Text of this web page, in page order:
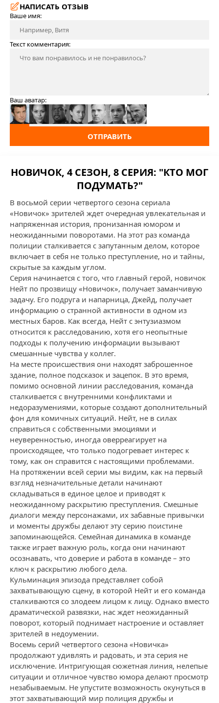
НАПИСАТЬ ОТЗЫВ
Ваше имя:
Текст комментария:
Ваш аватар:
ОТПРАВИТЬ
НОВИЧОК, 4 СЕЗОН, 8 СЕРИЯ: "КТО МОГ
ПОДУМАТЬ?"
В восьмой серии четвертого сезона сериала
«Новичок» зрителей ждет очередная увлекательная и
напряженная история, пронизанная юмором и
неожиданными поворотами. На этот раз команда
полиции сталкивается с запутанным делом, которое
включает в себя не только преступление, но и тайны,
скрытые за каждым углом.
Серия начинается с того, что главный герой, новичок
Нейт по прозвищу «Новичок», получает заманчивую
задачу. Его подруга и напарница, Джейд, получает
информацию о странной активности в одном из
местных баров. Как всегда, Нейт с энтузиазмом
относится к расследованию, хотя его неопытные
подходы к получению информации вызывают
смешанные чувства у коллег.
На месте происшествия они находят заброшенное
здание, полное подсказок и зацепок. В это время,
помимо основной линии расследования, команда
сталкивается с внутренними конфликтами и
недоразумениями, которые создают дополнительный
фон для комичных ситуаций. Нейт, не в силах
справиться с собственными эмоциями и
неуверенностью, иногда оверреагирует на
происходящее, что только подогревает интерес к
тому, как он справится с настоящими проблемами.
На протяжении всей серии мы видим, как на первый
взгляд незначительные детали начинают
складываться в единое целое и приводят к
неожиданному раскрытию преступления. Смешные
диалоги между персонажами, их забавные привычки
и моменты дружбы делают эту серию поистине
запоминающейся. Семейная динамика в команде
также играет важную роль, когда они начинают
осознавать, что доверие и работа в команде – это
ключ к раскрытию любого дела.
Кульминация эпизода представляет собой
захватывающую сцену, в которой Нейт и его команда
сталкиваются со злодеем лицом к лицу. Однако вместо
драматической развязки, нас ждет неожиданный
поворот, который поднимает настроение и оставляет
зрителей в недоумении.
Восемь серий четвертого сезона «Новичка»
продолжают удивлять и радовать, и эта серия не
исключение. Интригующая сюжетная линия, нелепые
ситуации и отличное чувство юмора делают просмотр
незабываемым. Не упустите возможность окунуться в
этот захватывающий мир полиция дружбы и